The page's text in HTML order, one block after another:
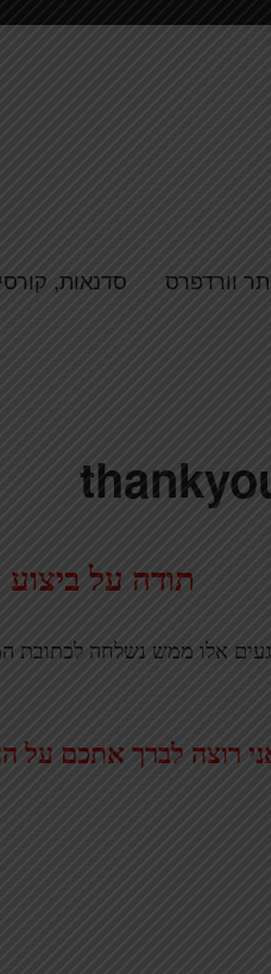
סדנאות, וורדפרס
תודה על
אלו ממש נשלחה לכתובת
רוצה לברך אתכם על